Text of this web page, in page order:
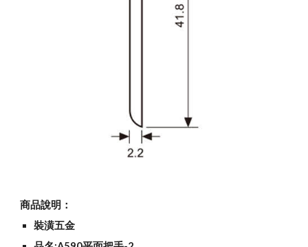
商品說明：
裝潢五金